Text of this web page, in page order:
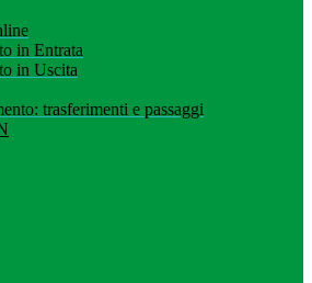
in Entrata
in Uscita
trasferimenti e passaggi